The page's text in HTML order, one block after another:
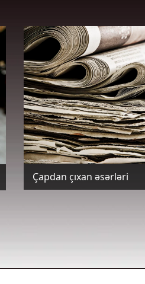
Çapdan çıxan əsərləri